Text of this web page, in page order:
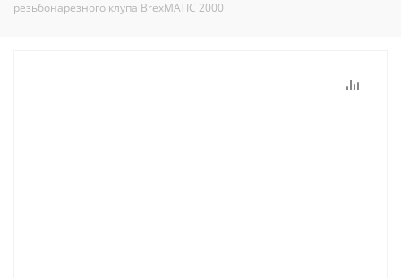
резьбонарезного клупа BrexMATIC 2000